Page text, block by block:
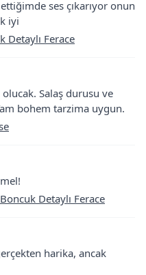
ses çıkarıyor onun
iyi
Detaylı Ferace
Salaş durusu ve
bohem tarzima uygun.
Detaylı Ferace
harika, ancak